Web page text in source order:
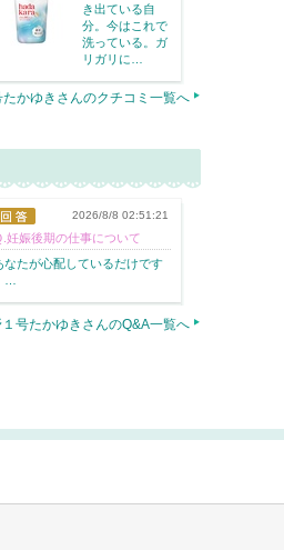
き出ている自
分。今はこれで
洗っている。ガ
リガリに…
たかゆきさんのクチコミ一覧へ
2026/8/8 02:51:21
.妊娠後期の仕事について
なたが心配しているだけです
…
号たかゆきさんのQ&A一覧へ